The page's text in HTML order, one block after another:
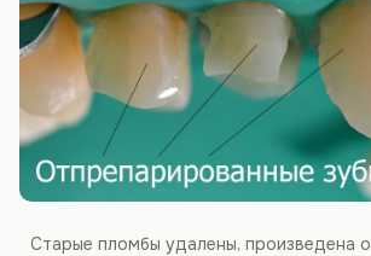
Старые пломбы удалены, произведена